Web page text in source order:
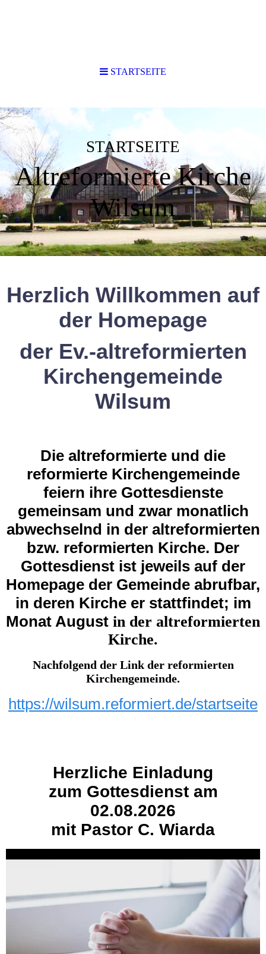
STARTSEITE
Altreformierte Kirche
Wilsum
Herzlich Willkommen auf
der Homepage
der Ev.-altreformierten
Kirchengemeinde
Wilsum
Die altreformierte und die
reformierte Kirchengemeinde
feiern ihre Gottesdienste
gemeinsam und zwar monatlich
abwechselnd in der altreformierten
bzw. reformierten Kirche. Der
Gottesdienst ist jeweils auf der
Homepage der Gemeinde abrufbar,
in deren Kirche er stattfindet; im
Monat August in der altreformierten
Kirche.
Nachfolgend der Link der reformierten
Kirchengemeinde.
https://wilsum.reformiert.de/startseite
Herzliche Einladung
zum Gottesdienst am
02.08.2026
mit Pastor C. Wiarda
STARTSEITE